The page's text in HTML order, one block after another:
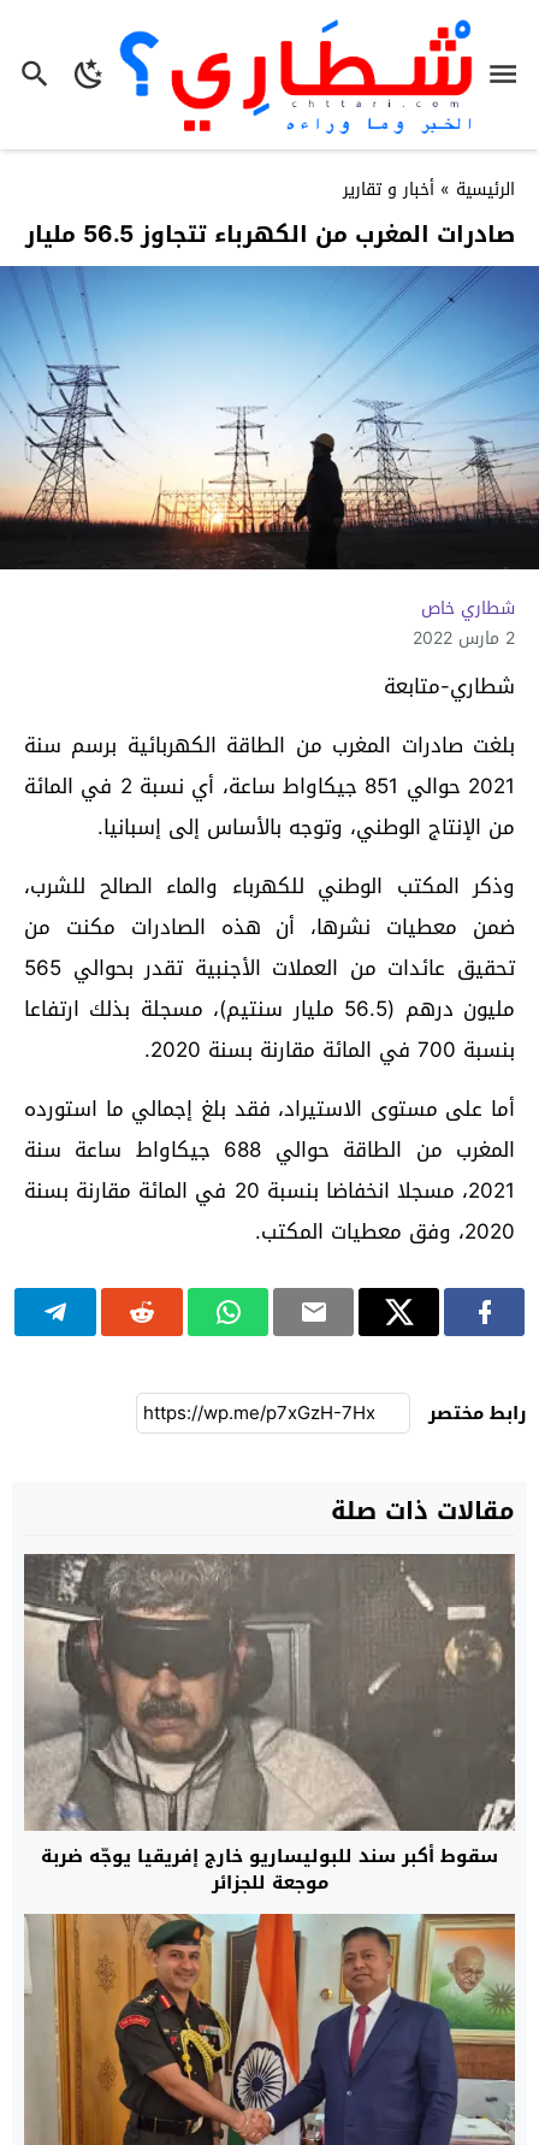
الرئيسية » أخبار و تقارير
صادرات المغرب من الكهرباء تتجاوز 56.5 مليار
شطاري خاص
2 مارس 2022
شطاري-متابعة
بلغت صادرات المغرب من الطاقة الكهربائية برسم سنة
2021 حوالي 851 جيكاواط ساعة، أي نسبة 2 في المائة
من الإنتاج الوطني، وتوجه بالأساس إلى إسبانيا.
وذكر المكتب الوطني للكهرباء والماء الصالح للشرب،
ضمن معطيات نشرها، أن هذه الصادرات مكنت من
تحقيق عائدات من العملات الأجنبية تقدر بحوالي 565
مليون درهم (56.5 مليار سنتيم)، مسجلة بذلك ارتفاعا
بنسبة 700 في المائة مقارنة بسنة 2020.
أما على مستوى الاستيراد، فقد بلغ إجمالي ما استورده
المغرب من الطاقة حوالي 688 جيكاواط ساعة سنة
2021، مسجلا انخفاضا بنسبة 20 في المائة مقارنة بسنة
2020، وفق معطيات المكتب.
رابط مختصر
مقالات ذات صلة
سقوط أكبر سند للبوليساريو خارج إفريقيا يوجّه ضربة
موجعة للجزائر